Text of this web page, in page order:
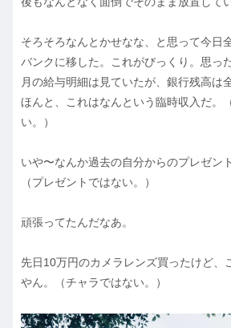
そろそろなんとかせなな、と思って今日
バンクに移した。これがびっくり。思っ
月の給与明細は見ていたが、銀行残高は
ほんと、これはなんという臨時収入だ。
い。）
いや〜なんか過去の自分からのプレゼン
（プレゼントではない。）
頑張ってたんだなあ。
先日10万円のカメラレンズ買ったけど、
やん。（チャラではない。）